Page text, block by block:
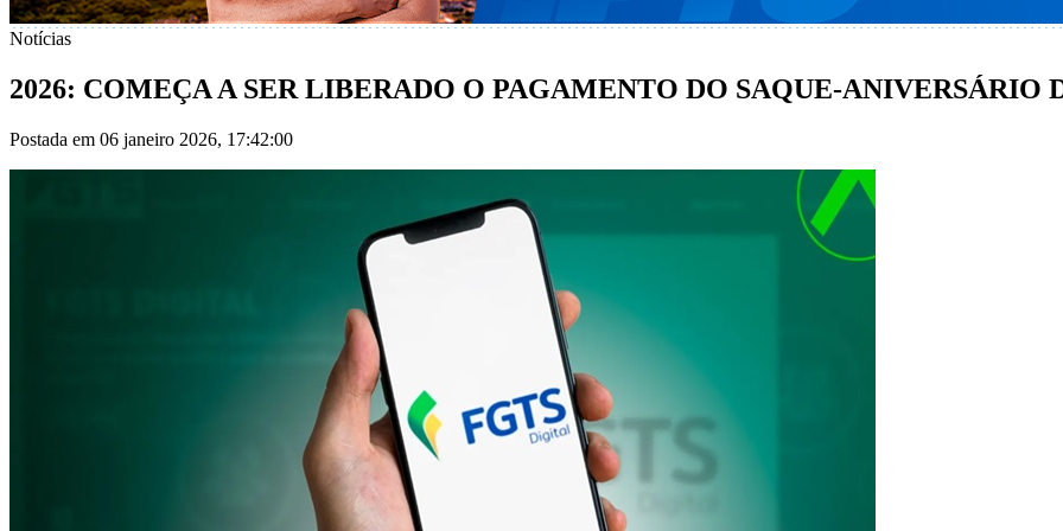
Notícias
2026: COMEÇA A SER LIBERADO O PAGAMENTO DO SAQUE-ANIVERSÁRIO
Postada em 06 janeiro 2026, 17:42:00